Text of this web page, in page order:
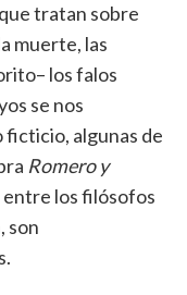
tratan sobre
muerte, las
los falos
se nos
ficticio, algunas de
Romero y
entre los filósofos
son